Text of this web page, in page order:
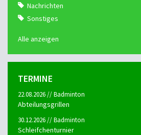
Nachrichten
Sonstiges
Alle anzeigen
TERMINE
22.08.2026 // Badminton
Abteilungsgrillen
30.12.2026 // Badminton
Schleifchenturnier